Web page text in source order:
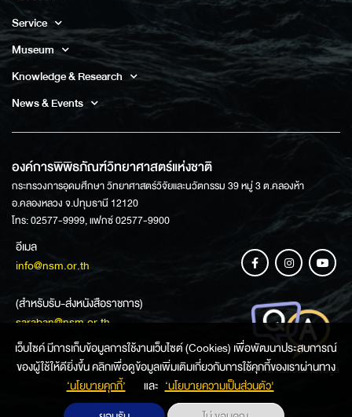
Service
Museum
Knowledge & Research
News & Events
องค์การพิพิธภัณฑ์วิทยาศาสตร์แห่งชาติ
กระทรวงการอุดมศึกษา วิทยาศาสตร์วิจัยและนวัตกรรม 39 หมู่ 3 ต.คลองห้า
อ.คลองหลวง จ.ปทุมธานี 12120
โทร: 02577-9999, แฟกซ์ 02577-9900
อีเมล
info@nsm.or.th
(สำหรับรับ-ส่งหนังสือราชการ)
saraban@nsm.or.th
ช่องทางการสอบถามข้อมูล
เว็บไซค์ มีการเก็บข้อมูลการใช้งานเว็บไซต์ (Cookies) เพื่อพัฒนาประสบการณ์
ของผู้ใช้ให้ดียิ่งขึ้น คลิกเพื่อดูข้อมูลเพิ่มเติมเกี่ยวกับการใช้คุกกี้ของเราผ่านทาง
‘นโยบายคุกกี้’
และ ‘นโยบายความเป็นส่วนตัว'